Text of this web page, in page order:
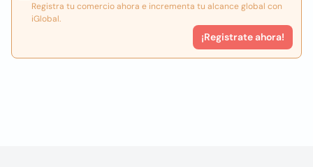
Registra tu comercio ahora e incrementa tu alcance global con
iGlobal.
¡Registrate ahora!